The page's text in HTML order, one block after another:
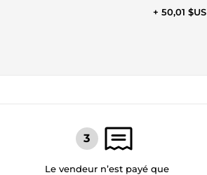
+ 50,01 $US
Le vendeur n’est payé que